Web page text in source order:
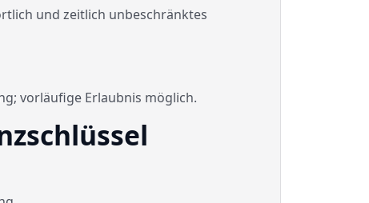
und zeitlich unbeschränktes
vorläufige Erlaubnis möglich.